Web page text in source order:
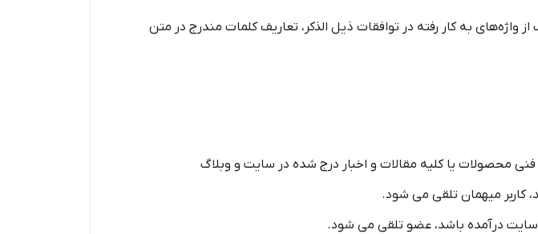
به کار رفته در توافقات ذیل الذکر، تعاریف کلمات مندرج در متن